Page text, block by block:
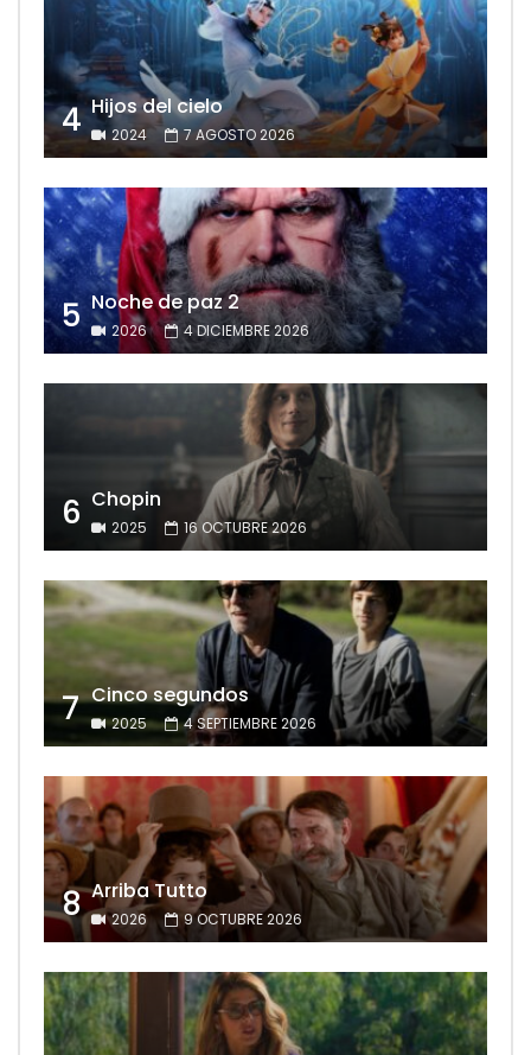
4 Hijos del cielo
2024 7 AGOSTO 2026
5 Noche de paz 2
2026 4 DICIEMBRE 2026
6 Chopin
2025 16 OCTUBRE 2026
7 Cinco segundos
2025 4 SEPTIEMBRE 2026
8 Arriba Tutto
2026 9 OCTUBRE 2026